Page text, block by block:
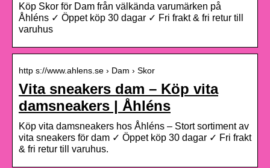
Köp Skor för Dam från välkända varumärken på
Åhléns ✓ Öppet köp 30 dagar ✓ Fri frakt & fri retur till
varuhus
http s://www.ahlens.se › Dam › Skor
Vita sneakers dam – Köp vita
damsneakers | Åhléns
Köp vita damsneakers hos Åhléns – Stort sortiment av
vita sneakers för dam ✓ Öppet köp 30 dagar ✓ Fri frakt
& fri retur till varuhus.